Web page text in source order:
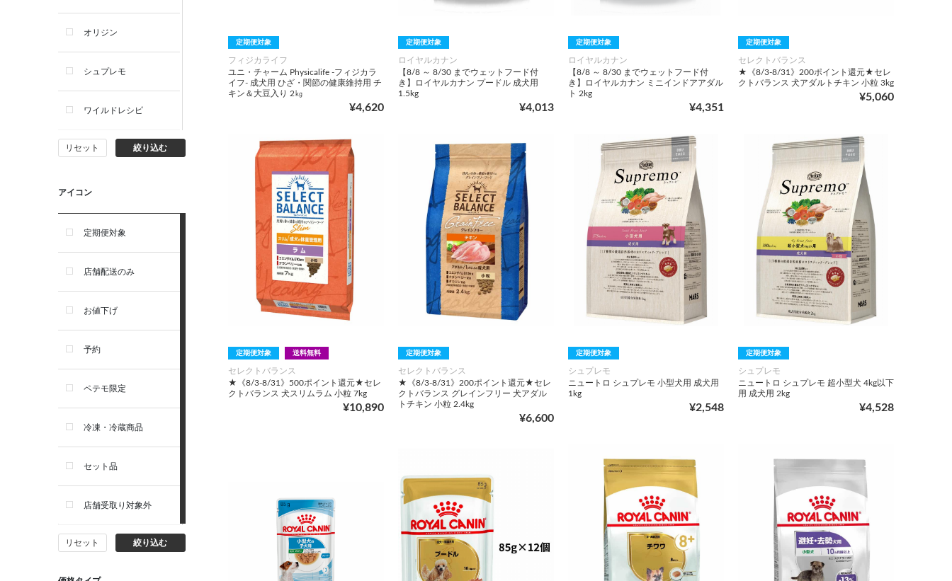
犬ウェットフード
犬おやつ
犬サプリ・ミルク・栄養補給
品
首輪・ハーネス(胴輪)・リー
オリジン
シュプレモ
ワイルドレシピ
ナチュラルチョイス
ウェルネス
アーテミス
セレクトバランス
リガロ
ソルビダ
フィジカライフ
リセット 絞り込む
アイコン
定期便対象
店舗配送のみ
お値下げ
予約
ペテモ限定
冷凍・冷蔵商品
セット品
店舗受取り対象外
リセット 絞り込む
定期便対象
フィジカライフ
ユニ・チャーム Physicalife -フィジカラ
イフ- 成犬用 ひざ・関節の健康維持用 チ
キン＆大豆入り 2㎏
¥4,620
定期便対象
ロイヤルカナン
【8/8 ～ 8/30 までウェットフード付
き】ロイヤルカナン プードル 成犬用
1.5kg
¥4,013
定期便対象
ロイヤルカナン
【8/8 ～ 8/30 までウェットフード付
き】ロイヤルカナン ミニインドアアダル
ト 2kg
¥4,351
定期便対象
セレクトバランス
★《8/3-8/31》200ポイント還元★セレ
クトバランス 犬アダルトチキン 小粒 3kg
¥5,060
定期便対象 送料無料
セレクトバランス
★《8/3-8/31》500ポイント還元★セレ
クトバランス 犬スリムラム 小粒 7kg
¥10,890
定期便対象
セレクトバランス
★《8/3-8/31》200ポイント還元★セレ
クトバランス グレインフリー 犬アダル
トチキン 小粒 2.4kg
¥6,600
定期便対象
シュプレモ
ニュートロ シュプレモ 小型犬用 成犬用
1kg
¥2,548
定期便対象
シュプレモ
ニュートロ シュプレモ 超小型犬 4kg以下
用 成犬用 2kg
¥4,528